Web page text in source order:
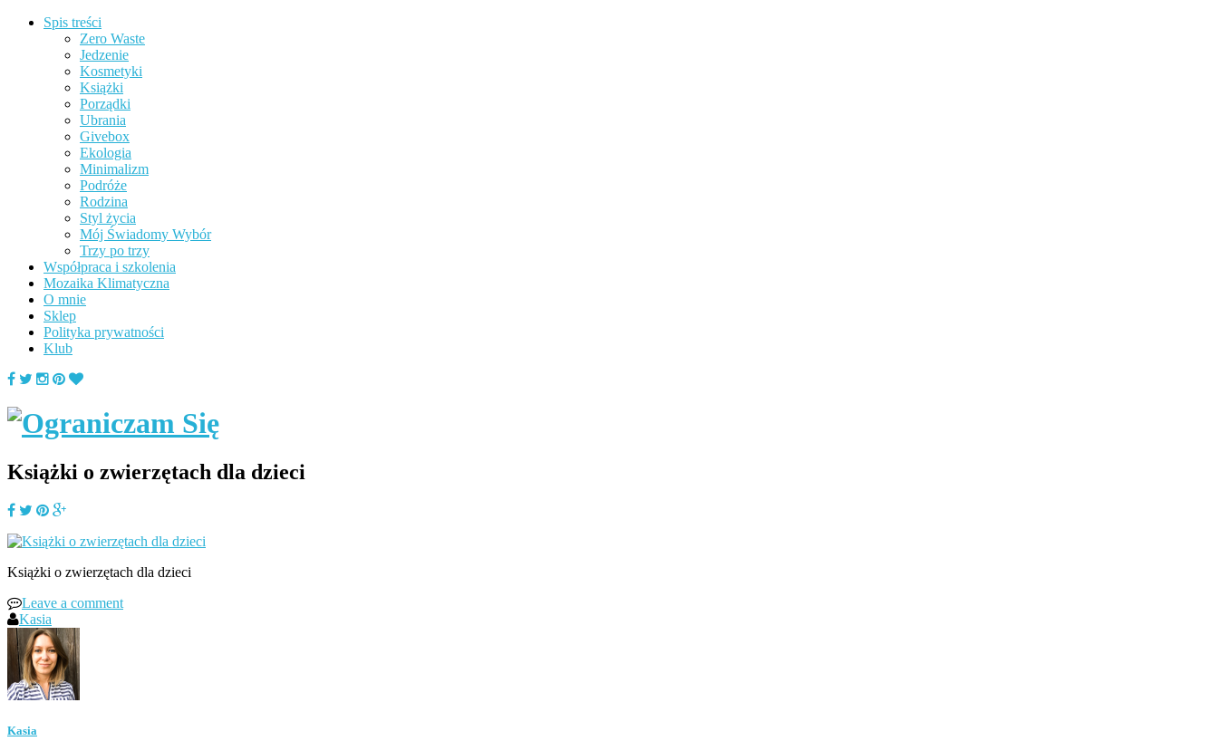
Spis treści
Zero Waste
Jedzenie
Kosmetyki
Książki
Porządki
Ubrania
Givebox
Ekologia
Minimalizm
Podróże
Rodzina
Styl życia
Mój Świadomy Wybór
Trzy po trzy
Współpraca i szkolenia
Mozaika Klimatyczna
O mnie
Sklep
Polityka prywatności
Klub
Książki o zwierzętach dla dzieci
Książki o zwierzętach dla dzieci
Leave a comment
Kasia
Kasia